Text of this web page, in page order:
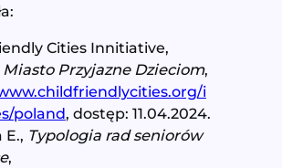
Cities Innitiative,
Przyjazne Dzieciom,
i
poland, dostęp: 11.04.2024.
E., Typologia rad seniorów
,